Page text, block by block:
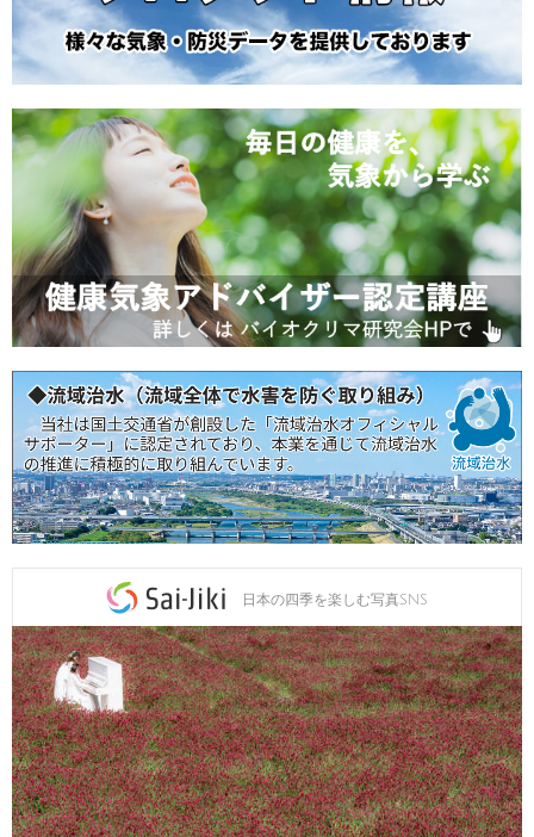
日本の四季を楽しむ写真SNS